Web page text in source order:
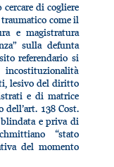
di cogliere
traumatico come il
e magistratura
sulla defunta
referendario si
lesivo del diritto
e di matrice
dell’art. 138 Cost.
blindata e priva di
“stato
del momento